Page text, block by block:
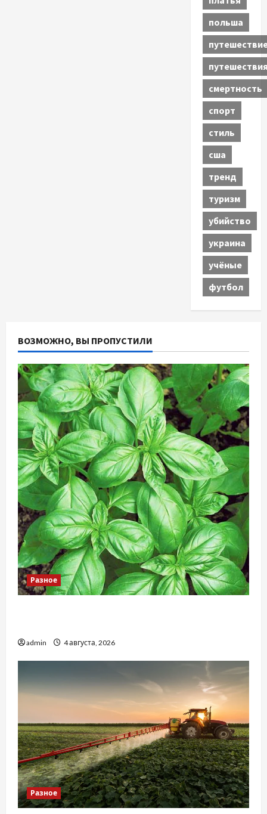
польша
смертность
спорт
стиль
сша
тренд
туризм
убийство
украина
учёные
футбол
ВОЗМОЖНО, ВЫ ПРОПУСТИЛИ
Разное
admin 4 августа, 2026
Разное